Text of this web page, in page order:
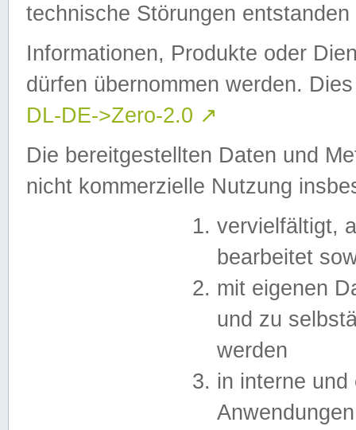
technische Störungen
Informationen, Produkte oder
dürfen übernommen werden.
DL-DE->Zero-2.0 ↗
Die bereitgestellten Daten und
nicht kommerzielle Nutzung
vervielfältigt,
bearbeitet
mit eigenen
und zu
werden
in interne